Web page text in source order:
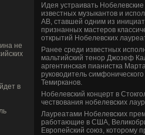
не
в
Иде­я устраивать
изве­стных музыкантов и
AB, ставшей одним из
признанных мастеров
открытий Нобелевских
Ранее среди изве­стных
мальтийский тенор Джозеф
аргентинская пианистка
руководитель
Темирканов.
Нобелевский концерт в
чествования нобелевских
Лауреатами Нобелевских
работающие в США,
Европейский союз, которому